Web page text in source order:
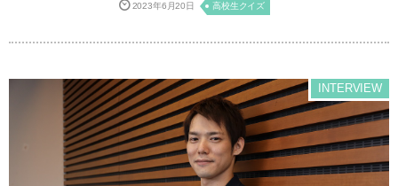
2023年6月20日 高校生クイズ
INTERVIEW